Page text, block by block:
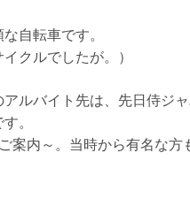
自転車です。
イクルでしたが。）
ルバイト先は、先日侍ジ
。
案内～。当時から有名な方